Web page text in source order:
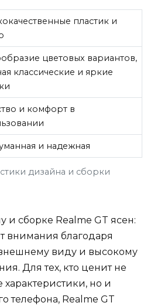
дизайна и сборки
пластик и
цветовых вариантов,
классические и яркие
и комфорт в
и надежная
и сборке Realme GT ясен:
внимания благодаря
виду и высокому
Для тех, кто ценит не
характеристики, но и
телефона, Realme GT